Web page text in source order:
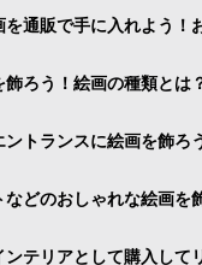
を通販で手に入れよう
飾ろう！絵画の種類と
トランスに絵画を飾ろ
などのおしゃれな絵画
テリアとして購入して